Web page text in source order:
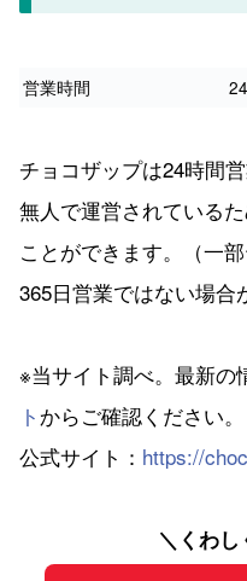
営業時間
チョコザップは24時間
無人で運営されている
ことができます。（一
365日営業ではない場合
※当サイト調べ。最新の
ト からご確認ください。
公式サイト： https://
＼くわし